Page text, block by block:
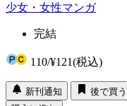
少女・女性マンガ
完結
110/¥121(税込)
新刊通知
後で買う